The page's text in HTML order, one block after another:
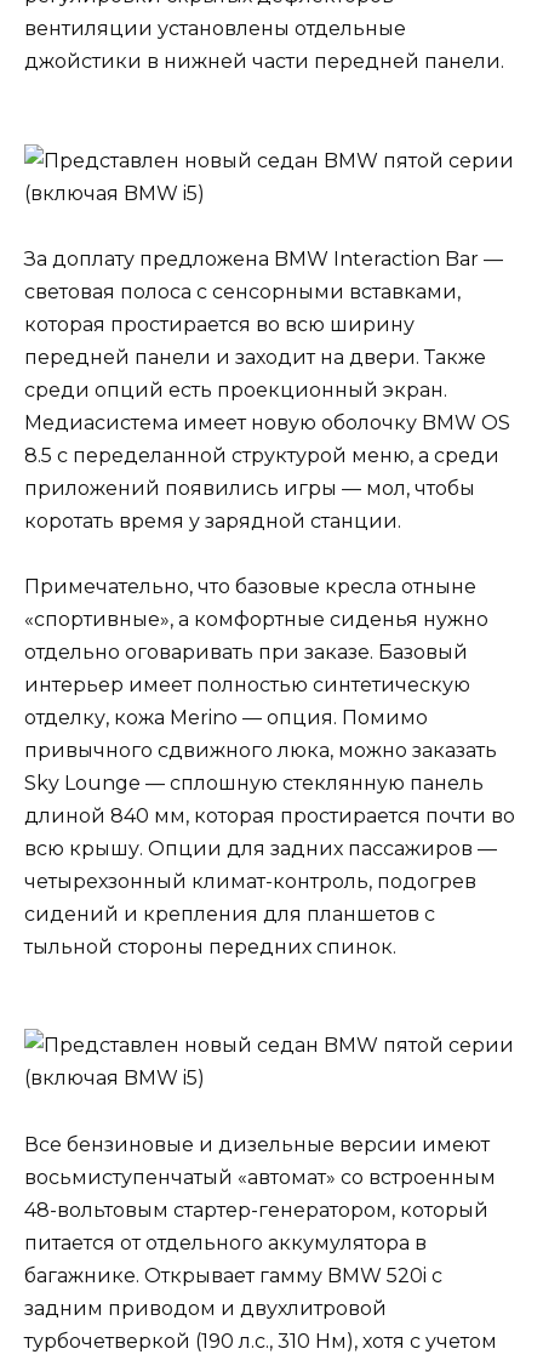
вентиляции установлены отдельные
джойстики в нижней части передней панели.
За доплату предложена BMW Interaction Bar —
световая полоса с сенсорными вставками,
которая простирается во всю ширину
передней панели и заходит на двери. Также
среди опций есть проекционный экран.
Медиасистема имеет новую оболочку BMW OS
8.5 с переделанной структурой меню, а среди
приложений появились игры — мол, чтобы
коротать время у зарядной станции.
Примечательно, что базовые кресла отныне
«спортивные», а комфортные сиденья нужно
отдельно оговаривать при заказе. Базовый
интерьер имеет полностью синтетическую
отделку, кожа Merino — опция. Помимо
привычного сдвижного люка, можно заказать
Sky Lounge — сплошную стеклянную панель
длиной 840 мм, которая простирается почти во
всю крышу. Опции для задних пассажиров —
четырехзонный климат-контроль, подогрев
сидений и крепления для планшетов с
тыльной стороны передних спинок.
Все бензиновые и дизельные версии имеют
восьмиступенчатый «автомат» со встроенным
48-вольтовым стартер-генератором, который
питается от отдельного аккумулятора в
багажнике. Открывает гамму BMW 520i с
задним приводом и двухлитровой
турбочетверкой (190 л.с., 310 Нм), хотя с учетом